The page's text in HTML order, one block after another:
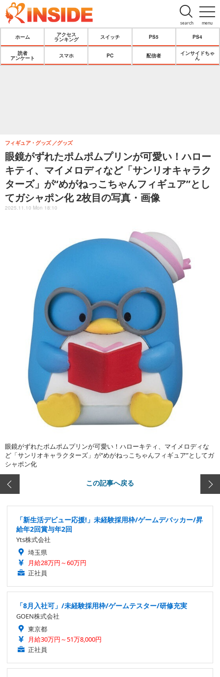
menu
search
ホーム
アクセス
ランキング
スイッチ PS5 PS4
読者
アンケート
スマホ PC 配信者
インサイドちゃ
ん
眼鏡がずれたポムポムプリンが可愛い！ハロー
キティ、マイメロディなど「サンリオキャラク
ターズ」が“めがねっこちゃんフィギュア”とし
てガシャポン化 2枚目の写真・画像
フィギュア・グッズ グッズ
2025.11.10 Mon 18:10
眼鏡がずれたポムポムプリンが可愛い！ハローキティ、マイメロディな
ど「サンリオキャラクターズ」が“めがねっこちゃんフィギュア”としてガ
シャポン化
この記事へ戻る
「新生活デビュー応援!」未経験採用枠/ゲームデバッカー/昇
給年2回賞与年2回
Yts株式会社
埼玉県
月給28万円～60万円
正社員
「8月入社可」/未経験採用枠/ゲームテスター/研修充実
GOEN株式会社
東京都
月給30万円～51万8,000円
正社員